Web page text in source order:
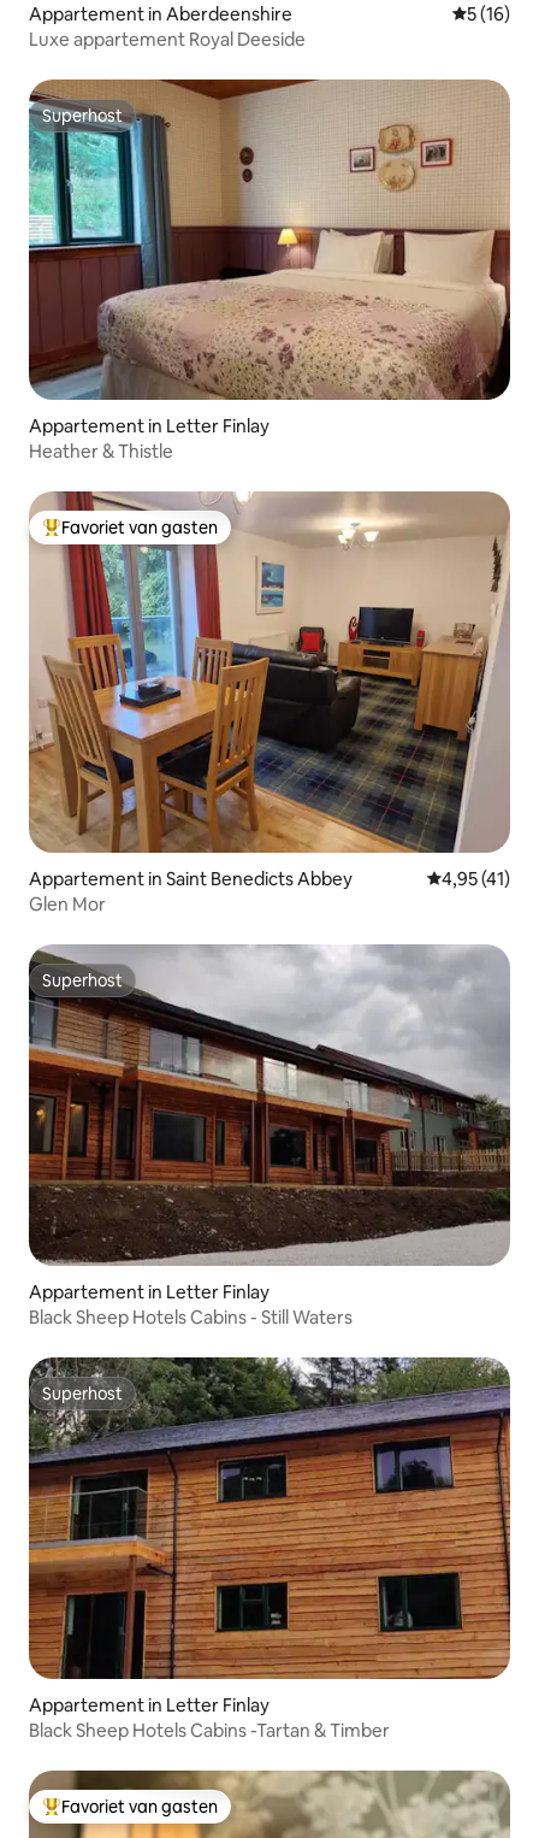
Appartement in Aberdeenshire
5 (16)
Luxe appartement Royal Deeside
Superhost
Superhost
Appartement in Letter Finlay
Heather & Thistle
Topfavoriet van gasten
Favoriet van gasten
Appartement in Saint Benedicts Abbey Gemiddelde
4,95 (41)
Glen Mor
Superhost
Superhost
Appartement in Letter Finlay
Black Sheep Hotels Cabins - Still Waters
Superhost
Superhost
Appartement in Letter Finlay
Black Sheep Hotels Cabins -Tartan & Timber
Topfavoriet van gasten
Favoriet van gasten